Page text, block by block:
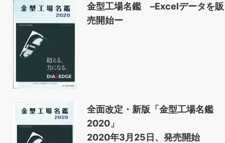
金型工場名鑑 –Excelデータを販
売開始ー
全面改定・新版「金型工場名鑑
2020」
2020年3月25日、発売開始